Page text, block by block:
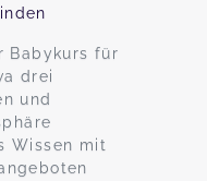
Babykurs für
drei
und
Wissen mit